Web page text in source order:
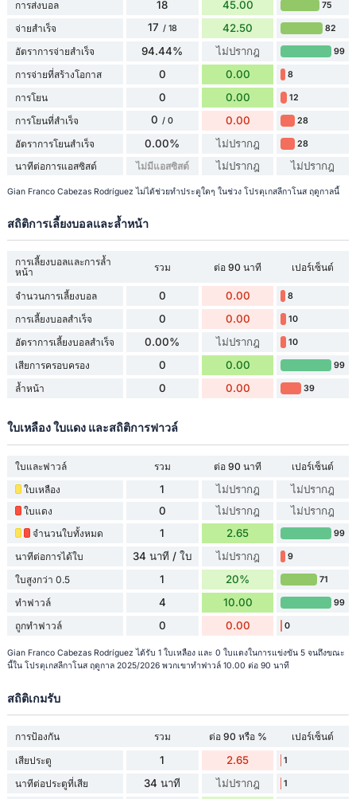
การส่งบอล 18 45.00 75
จ่ายสำเร็จ 17 / 18 42.50 82
อัตราการจ่ายสำเร็จ 94.44% ไม่ปรากฎ 99
การจ่ายที่สร้างโอกาส 0 0.00 8
การโยน 0 0.00 12
การโยนที่สำเร็จ 0 / 0 0.00 28
อัตราการโยนสำเร็จ 0.00% ไม่ปรากฎ 28
นาทีต่อการแอสซิสต์ ไม่มีแอสซิสต์ ไม่ปรากฎ ไม่ปรากฎ
Gian Franco Cabezas Rodríguez ไม่ได้ช่วยทำประตูใดๆ ในช่วง โปรตุเกสลีกาโนส ฤดูกาลนี้
สถิติการเลี้ยงบอลและล้ำหน้า
การเลี้ยงบอลและการล้ำ
หน้า
รวม ต่อ 90 นาที เปอร์เซ็นต์
จำนวนการเลี้ยงบอล 0 0.00 8
การเลี้ยงบอลสำเร็จ 0 0.00 10
อัตราการเลี้ยงบอลสำเร็จ 0.00% ไม่ปรากฎ 10
เสียการครอบครอง 0 0.00 99
ล้ำหน้า 0 0.00 39
ใบเหลือง ใบแดง และสถิติการฟาวล์
ใบและฟาวล์ รวม ต่อ 90 นาที
เปอร์เซ็นต์
ใบเหลือง
1 ไม่ปรากฎ ไม่ปรากฎ
ใบแดง 0 ไม่ปรากฎ ไม่ปรากฎ
จำนวนใบทั้งหมด 1 2.65 99
นาทีต่อการได้ใบ 34 นาที / ใบ ไม่ปรากฎ 9
ใบสูงกว่า 0.5 1 20% 71
ทำฟาวล์ 4 10.00 99
ถูกทำฟาวล์ 0 0.00 0
Gian Franco Cabezas Rodríguez ได้รับ 1 ใบเหลือง และ 0 ใบแดงในการแข่งขัน 5 จนถึงขณะ
นี้ใน โปรตุเกสลีกาโนส ฤดูกาล 2025/2026 พวกเขาทำฟาวล์ 10.00 ต่อ 90 นาที
สถิติเกมรับ
การป้องกัน รวม ต่อ 90 หรือ %
เปอร์เซ็นต์
เสียประตู
1 2.65 1
นาทีต่อประตูที่เสีย 34 นาที ไม่ปรากฎ 1